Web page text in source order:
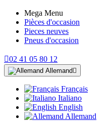
Mega Menu
Pièces d'occasion
Pieces neuves
Pneus d'occasion
02 41 05 80 12
Allemand 
Français
Italiano
English
Allemand